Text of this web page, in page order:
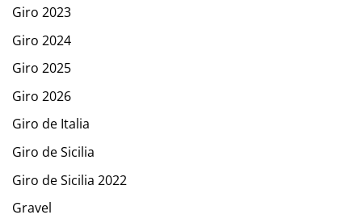
Giro 2023
Giro 2024
Giro 2025
Giro 2026
Giro de Italia
Giro de Sicilia
Giro de Sicilia 2022
Gravel